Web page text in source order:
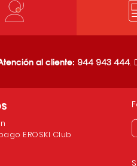
al cliente: 944 943 444.
EROSKI Club